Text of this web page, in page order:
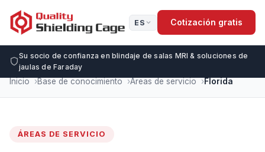
ES Cotización gratis
Su socio de confianza en blindaje de salas MRI & soluciones de
jaulas de Faraday
Inicio Base de conocimiento Áreas de servicio Florida
ÁREAS DE SERVICIO